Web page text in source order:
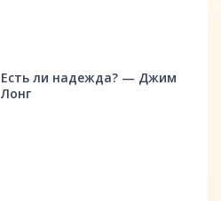
Есть ли надежда? — Джим
Лонг